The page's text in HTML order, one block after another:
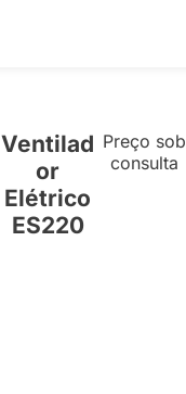
Ventilad
or
Elétrico
ES220
Preço sob
consulta